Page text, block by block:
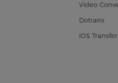
Video
Dotrans
iOS Transfer